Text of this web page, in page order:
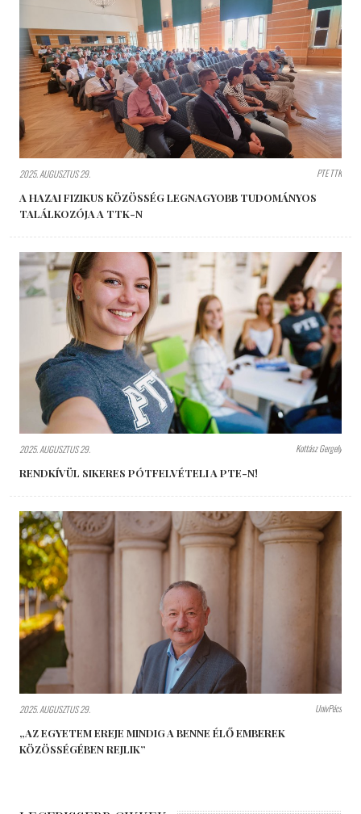
2025. AUGUSZTUS 29. PTE TTK
A HAZAI FIZIKUS KÖZÖSSÉG LEGNAGYOBB TUDOMÁNYOS
TALÁLKOZÓJA A TTK-N
2025. AUGUSZTUS 29. Kottász Gergely
RENDKÍVÜL SIKERES PÓTFELVÉTELI A PTE-N!
2025. AUGUSZTUS 29. UnivPécs
„AZ EGYETEM EREJE MINDIG A BENNE ÉLŐ EMBEREK
KÖZÖSSÉGÉBEN REJLIK”